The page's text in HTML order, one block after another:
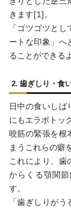
きます[1]。
「ゴツゴツと
ートな印象」へ
ることができる
2. 歯ぎしり・食
日中の食いしば
にもエラボトッ
咬筋の緊張を根
まうこれらの癖
これにより、歯
からくる顎関
す。
「歯ぎしりが